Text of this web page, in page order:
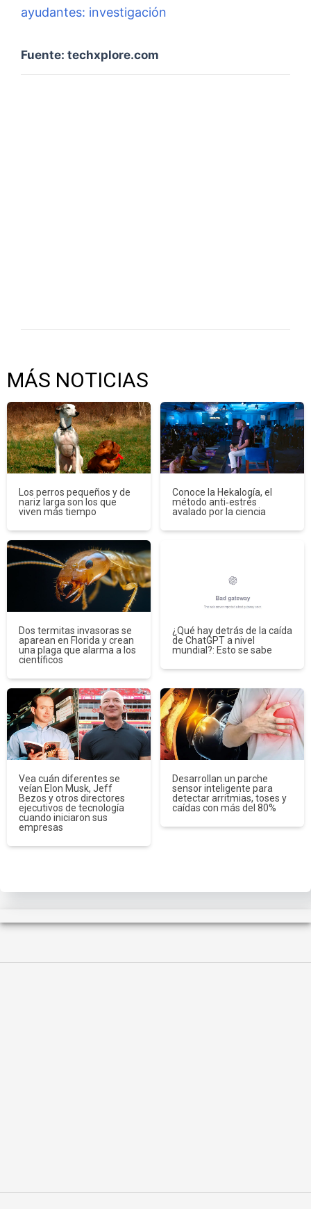
ayudantes: investigación
Fuente: techxplore.com
MÁS NOTICIAS
Los perros pequeños y de
nariz larga son los que
viven más tiempo
Conoce la Hekalogía, el
método anti‑estrés
avalado por la ciencia
Dos termitas invasoras se
aparean en Florida y crean
una plaga que alarma a los
científicos
¿Qué hay detrás de la caída
de ChatGPT a nivel
mundial?: Esto se sabe
Vea cuán diferentes se
veían Elon Musk, Jeff
Bezos y otros directores
ejecutivos de tecnología
cuando iniciaron sus
empresas
Desarrollan un parche
sensor inteligente para
detectar arritmias, toses y
caídas con más del 80%